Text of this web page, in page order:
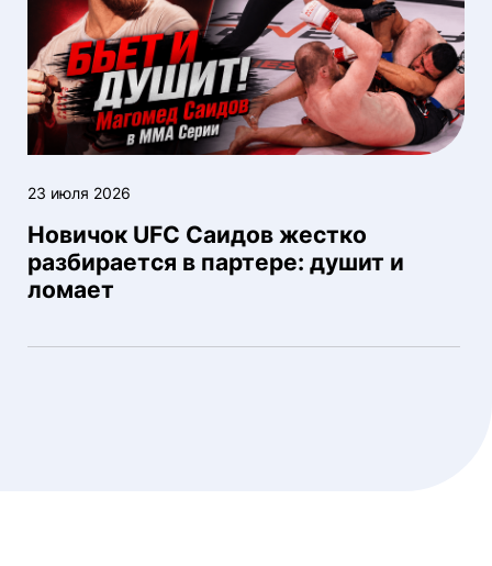
23 июля 2026
Новичок UFC Саидов жестко
разбирается в партере: душит и
ломает